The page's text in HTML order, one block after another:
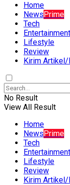
Home
NewsPrime
Tech
Entertainment
Lifestyle
Review
Kirim Artikel/
No Result
View All Result
Home
NewsPrime
Tech
Entertainment
Lifestyle
Review
Kirim Artikel/